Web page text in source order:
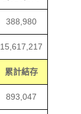
388,980
15,617 217
累計結存
893 047